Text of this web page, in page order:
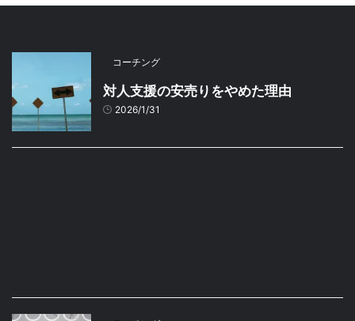
コーチング
対人支援の安売りをやめた理由
2026/1/31